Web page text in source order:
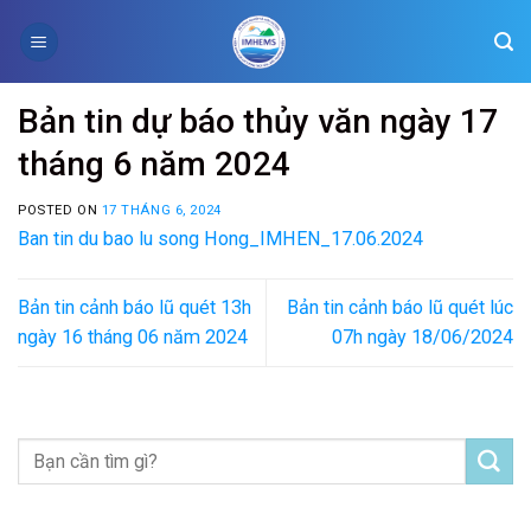
Bản tin dự báo thủy văn ngày 17
tháng 6 năm 2024
POSTED ON 17 THÁNG 6, 2024
Ban tin du bao lu song Hong_IMHEN_17.06.2024
Bản tin cảnh báo lũ quét 13h
ngày 16 tháng 06 năm 2024
Bản tin cảnh báo lũ quét lúc
07h ngày 18/06/2024